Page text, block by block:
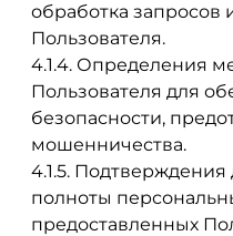
обработка запросов
Пользователя.
4.1.4. Определения
Пользователя для
безопасности,
мошенничества.
4.1.5. Подтверждения
полноты
предоставленных